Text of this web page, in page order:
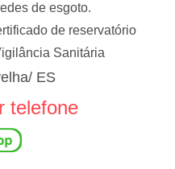
de esgoto.
de reservatório
Sanitária
ES
telefone